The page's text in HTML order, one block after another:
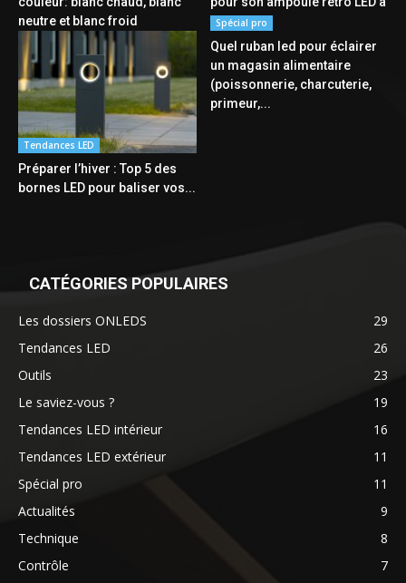
neutre et blanc froid
filament ?
Tendances LED
Préparer l’hiver : Top 5 des
bornes LED pour baliser vos...
Spécial pro
Quel ruban led pour éclairer
un magasin alimentaire
(poissonnerie, charcuterie,
primeur,...
CATÉGORIES POPULAIRES
Les dossiers ONLEDS
29
Tendances LED
26
Outils
23
Le saviez-vous ?
19
Tendances LED intérieur
16
Tendances LED extérieur
11
Spécial pro
11
Actualités
9
Technique
8
Contrôle
7